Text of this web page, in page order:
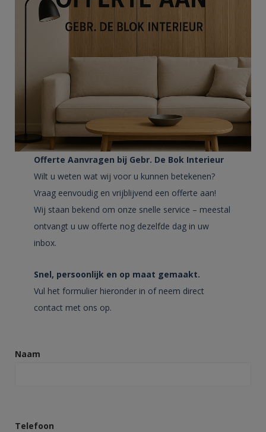
Offerte Aanvragen bij Gebr. De Bok Interieur
Wilt u weten wat wij voor u kunnen betekenen?
Vraag eenvoudig en vrijblijvend een offerte aan!
Wij staan bekend om onze snelle service – meestal
ontvangt u uw offerte nog dezelfde dag in uw
inbox.
Snel, persoonlijk en op maat gemaakt.
Vul het formulier hieronder in of neem direct
contact met ons op.
Naam
Telefoon